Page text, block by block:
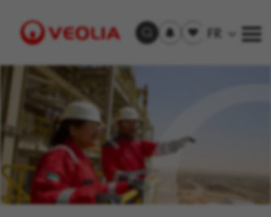
Visit
Trouver un emploi
aux
Offre(s)
sauvegardée(s)
FR